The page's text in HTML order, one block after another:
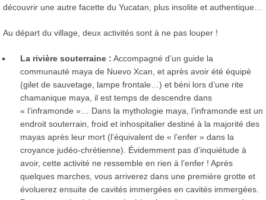
découvrir une autre facette du Yucatan, plus insolite et authentique…
Au départ du village, deux activités sont à ne pas louper !
La rivière souterraine : Accompagné d’un guide la
communauté maya de Nuevo Xcan, et après avoir été équipé
(gilet de sauvetage, lampe frontale…) et béni lors d’une rite
chamanique maya, il est temps de descendre dans
« l’inframonde »… Dans la mythologie maya, l’inframonde est un
endroit souterrain, froid et inhospitalier destiné à la majorité des
mayas après leur mort (l’équivalent de « l’enfer » dans la
croyance judéo-chrétienne). Évidemment pas d’inquiétude à
avoir, cette activité ne ressemble en rien à l’enfer ! Après
quelques marches, vous arriverez dans une première grotte et
évoluerez ensuite de cavités immergées en cavités immergées.